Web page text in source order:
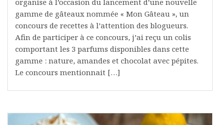
gamme de gâteaux nommée « Mon Gâteau », un
concours de recettes à l’attention des blogueurs.
Afin de participer à ce concours, j’ai reçu un colis
comportant les 3 parfums disponibles dans cette
gamme : nature, amandes et chocolat avec pépites.
Le concours mentionnait […]